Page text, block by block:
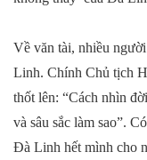
Về văn tài, nhiều
Linh. Chính Chủ tịch
thốt lên: “Cách nhìn
và sâu sắc làm sao”.
Đà Linh hết mình cho